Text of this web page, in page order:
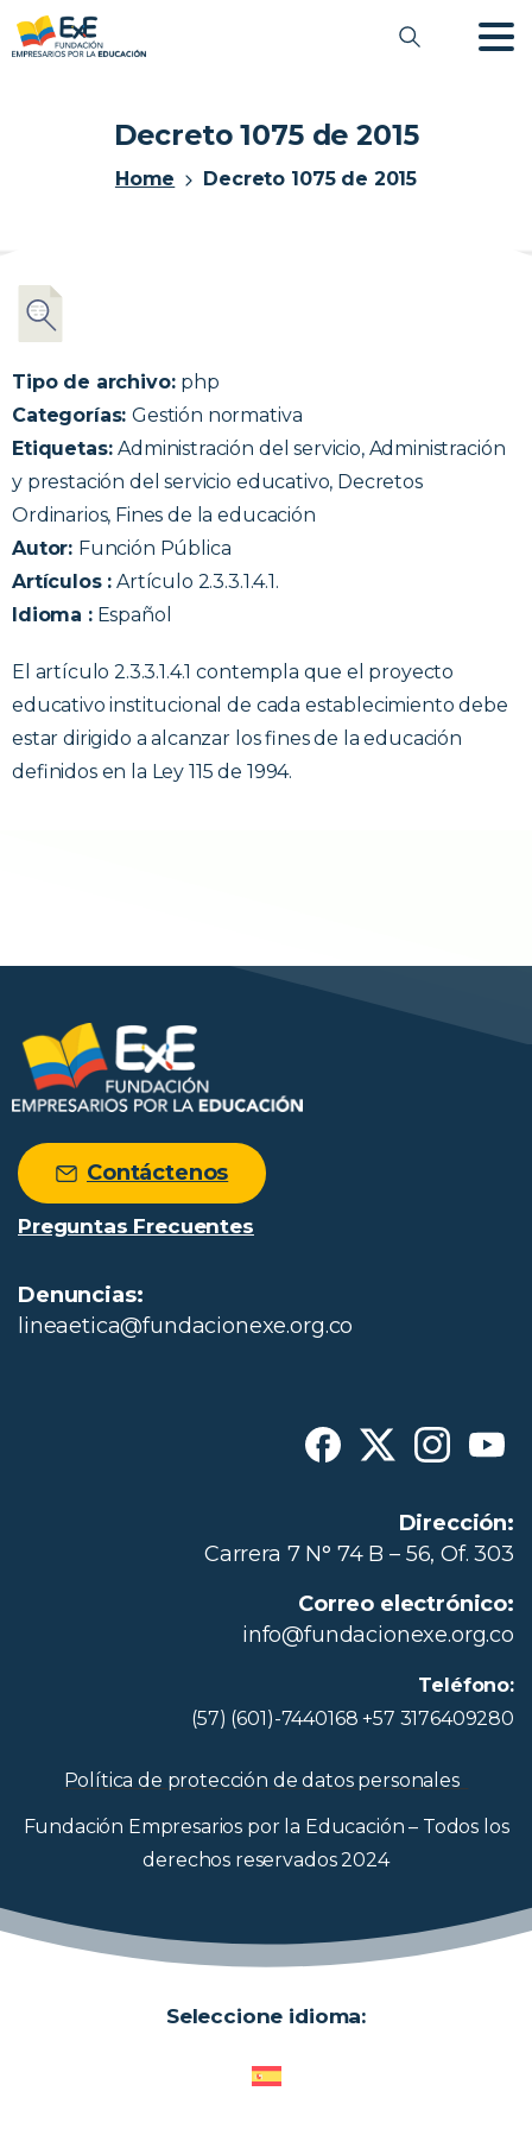
Decreto 1075 de 2015
Home Decreto 1075 de 2015
El artículo 2.3.3.1.4.1 contempla que el proyecto
educativo institucional de cada establecimiento debe
estar dirigido a alcanzar los fines de la educación
definidos en la Ley 115 de 1994.
Tipo de archivo: php
Categorías:Gestión normativa
Etiquetas:Administración del servicio, Administración
y prestación del servicio educativo, Decretos
Ordinarios, Fines de la educación
Autor: Función Pública
Artículos : Artículo 2.3.3.1.4.1.
Idioma :Español
Contáctenos
Preguntas Frecuentes
Denuncias:
lineaetica@fundacionexe.org.co
Dirección:
Carrera 7 N° 74 B – 56, Of. 303
Correo electrónico:
info@fundacionexe.org.co
Teléfono:
(57) (601)-7440168 +57 3176409280
Política de protección de datos personales
Fundación Empresarios por la Educación – Todos los
derechos reservados 2024
Seleccione idioma: